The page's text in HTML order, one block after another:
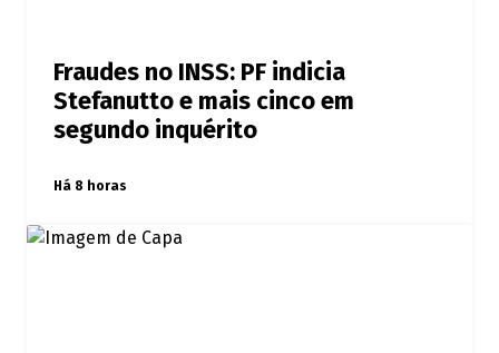
Fraudes no INSS: PF indicia
Stefanutto e mais cinco em
segundo inquérito
Há 8 horas